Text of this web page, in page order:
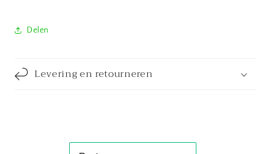
Delen
Levering en retourneren